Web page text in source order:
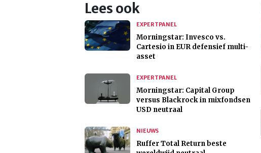
Lees ook
EXPERTPANEL
Morningstar: Invesco vs.
Cartesio in EUR defensief multi-
asset
EXPERTPANEL
Morningstar: Capital Group
versus Blackrock in mixfondsen
USD neutraal
NIEUWS
Ruffer Total Return beste